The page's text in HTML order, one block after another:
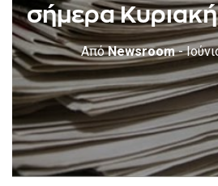
σήμερα Κυριακή
ΑπόNewsroom -